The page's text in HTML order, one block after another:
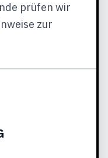
prüfen wir
zur